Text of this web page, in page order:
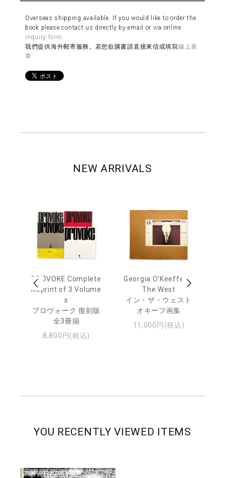
Overseas shipping available. If you would like to order the
book please contact us directly by email or via online
inquiry form
我們提供海外郵寄服務。若您欲購書請直接來信或填寫線上表
單
NEW ARRIVALS
PROVOKE Complete
Reprint of 3 Volume
s
プロヴォーク 復刻版
全3冊揃
8,800円(税込)
Georgia O'Keeffe: In
The West
イン・ザ・ウェスト
オキーフ画集
11,000円(税込)
YOU RECENTLY VIEWED ITEMS